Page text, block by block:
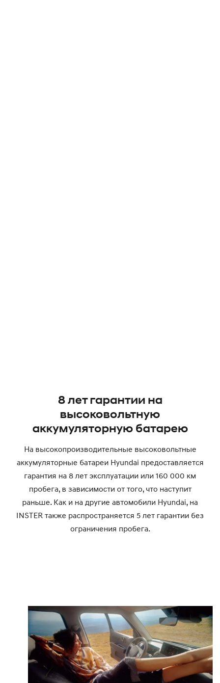
8 лет гарантии на
высоковольтную
аккумуляторную батарею
На высокопроизводительные высоковольтные
аккумуляторные батареи Hyundai предоставляется
гарантия на 8 лет эксплуатации или 160 000 км
пробега, в зависимости от того, что наступит
раньше. Как и на другие автомобили Hyundai, на
INSTER также распространяется 5 лет гарантии без
ограничения пробега.